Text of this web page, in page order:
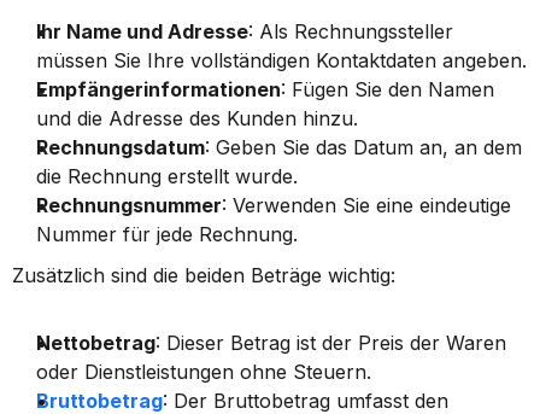
Ihr Name und Adresse: Als Rechnungssteller
müssen Sie Ihre vollständigen Kontaktdaten angeben.
Empfängerinformationen: Fügen Sie den Namen
und die Adresse des Kunden hinzu.
Rechnungsdatum: Geben Sie das Datum an, an dem
die Rechnung erstellt wurde.
Rechnungsnummer: Verwenden Sie eine eindeutige
Nummer für jede Rechnung.
Zusätzlich sind die beiden Beträge wichtig:
Nettobetrag: Dieser Betrag ist der Preis der Waren
oder Dienstleistungen ohne Steuern.
Bruttobetrag: Der Bruttobetrag umfasst den